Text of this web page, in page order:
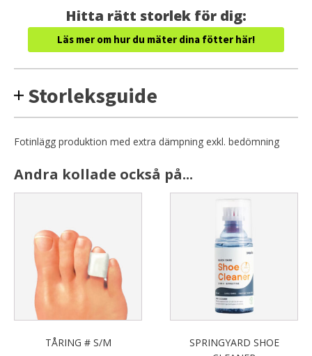
mängd
Hitta rätt storlek för dig:
Läs mer om hur du mäter dina fötter här!
Storleksguide
Fotinlägg produktion med extra dämpning exkl. bedömning
Andra kollade också på...
TÅRING # S/M
SPRINGYARD SHOE